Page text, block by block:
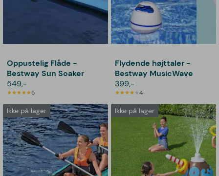
Oppustelig Flåde -
Bestway Sun Soaker
549,-
5
Flydende højttaler -
Bestway MusicWave
399,-
4
Ikke på lager Ikke på lager